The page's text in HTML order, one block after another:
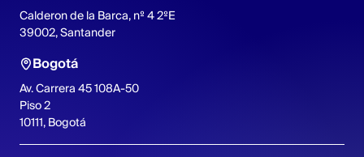
Calderon de la Barca, nº 4 2ºE
39002, Santander
Bogotá
Av. Carrera 45 108A-50
Piso 2
10111, Bogotá